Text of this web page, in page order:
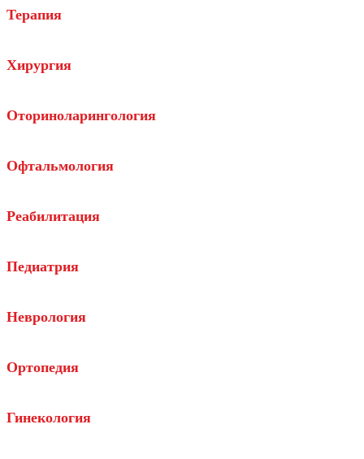
Терапия
Хирургия
Оториноларингология
Офтальмология
Реабилитация
Педиатрия
Неврология
Ортопедия
Гинекология